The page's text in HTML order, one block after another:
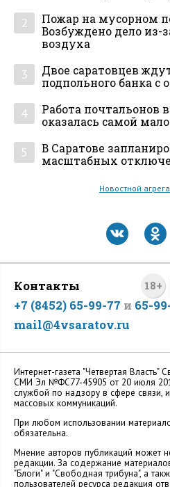
2
Пожар на мусорном
Возбуждено дело из-
воздуха
3
Двое саратовцев
подпольного банка
4
Работа почтальонов
оказалась самой
5
В Саратове
масштабных
Новостной
18+
Контакты
+7 (8452) 65-99-77 и 65-
mail@4vsaratov.ru
Интернет-газета "Четвертая Власть"
СМИ Эл №ФС77-45905 от 20 июля
службой по надзору в сфере связи,
массовых коммуникаций.
При любом использовании
обязательна.
Мнение авторов публикаций может
редакции. За содержание
"Блоги" и "Свободная трибуна", а
пользователей ресурса редакция